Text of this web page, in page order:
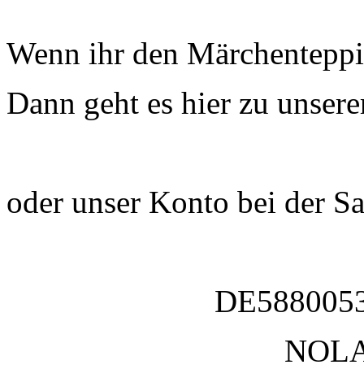
Wenn ihr den
Dann geht es hier zu
oder unser Konto bei der